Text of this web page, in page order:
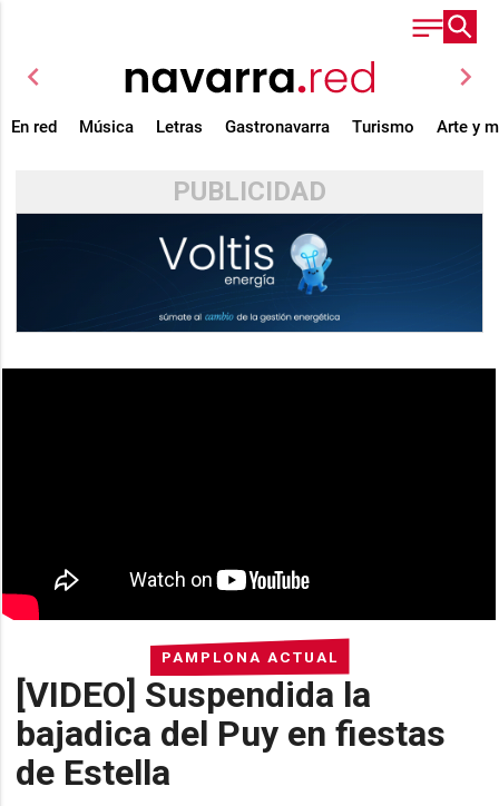
chevron_left chevron_right
En red Música Letras Gastronavarra Turismo Arte y
PUBLICIDAD
PAMPLONA ACTUAL
[VIDEO] Suspendida la
bajadica del Puy en fiestas
de Estella